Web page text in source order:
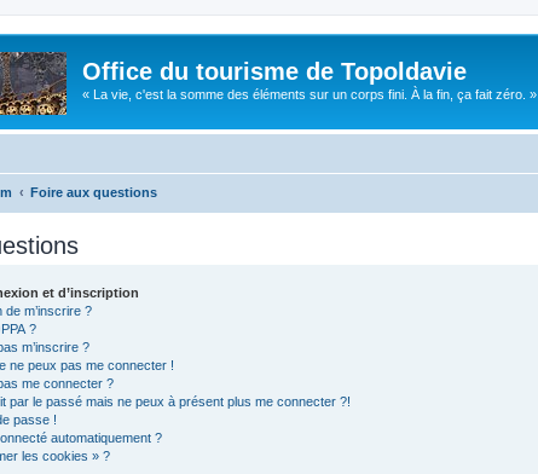
Office du tourisme de Topoldavie
« La vie, c'est la somme des éléments sur un corps fini. À la fin, ça fait zéro. »
Foire aux questions
et d’inscription
de m’inscrire ?
?
m’inscrire ?
ne peux pas me connecter !
me connecter ?
par le passé mais ne peux à présent plus me connecter ?!
passe !
automatiquement ?
les cookies » ?